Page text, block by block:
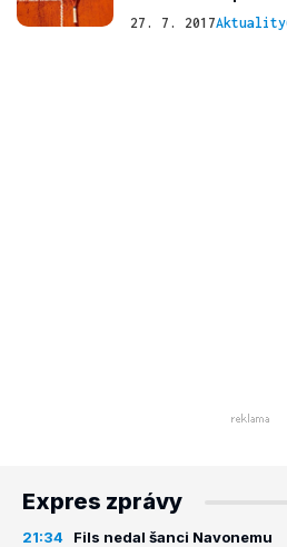
27. 7. 2017Aktuality
Expres zprávy
21:34 Fils nedal šanci Navonemu